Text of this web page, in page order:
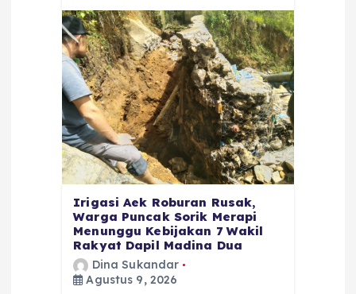
Irigasi Aek Roburan Rusak,
Warga Puncak Sorik Merapi
Menunggu Kebijakan 7 Wakil
Rakyat Dapil Madina Dua
Dina Sukandar
Agustus 9, 2026